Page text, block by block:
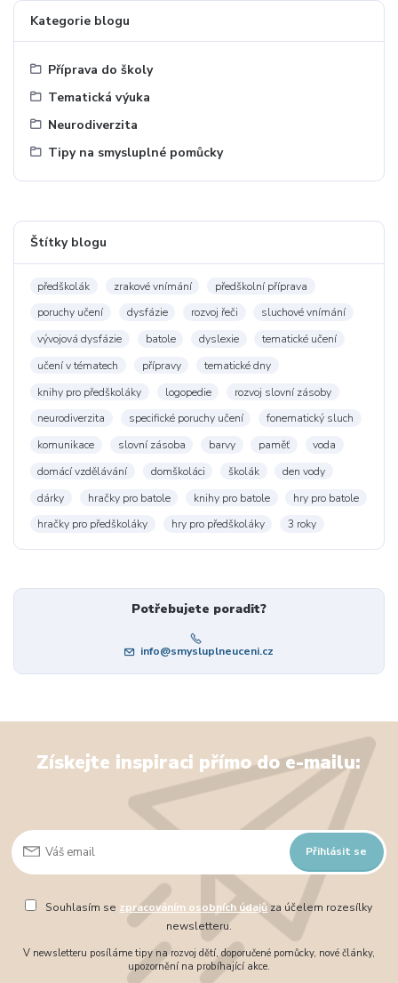
Kategorie blogu
Příprava do školy
Tematická výuka
Neurodiverzita
Tipy na smysluplné pomůcky
Štítky blogu
předškolák zrakové vnímání
předškolní příprava
poruchy učení
dysfázie rozvoj řeči
sluchové vnímání
vývojová dysfázie
batole dyslexie
tematické učení
učení v tématech
přípravy
tematické dny
knihy pro předškoláky
logopedie
rozvoj slovní zásoby
neurodiverzita
specifické poruchy učení
fonematický sluch
komunikace
slovní zásoba barvy paměť
voda
domácí vzdělávání
domškoláci školák
den vody
dárky
hračky pro batole knihy pro batole
hry pro batole
hračky pro předškoláky
hry pro předškoláky 3 roky
Potřebujete poradit?
info@smysluplneuceni.cz
Získejte inspiraci přímo do e-mailu:
Přihlásit se
Souhlasím se zpracováním osobních údajůza účelem rozesílky
newsletteru.
V newsletteru posíláme tipy na rozvoj dětí, doporučené pomůcky, nové články,
upozornění na probíhající akce.